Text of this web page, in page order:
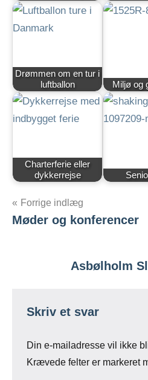
Drømmen om en tur i
luftballon
Miljø og
Charterferie eller
dykkerrejse
Forrige indlæg
Møder og konferencer
Asbølholm
Skriv et svar
Din e-mailadresse vil ikke
Krævede felter er markeret